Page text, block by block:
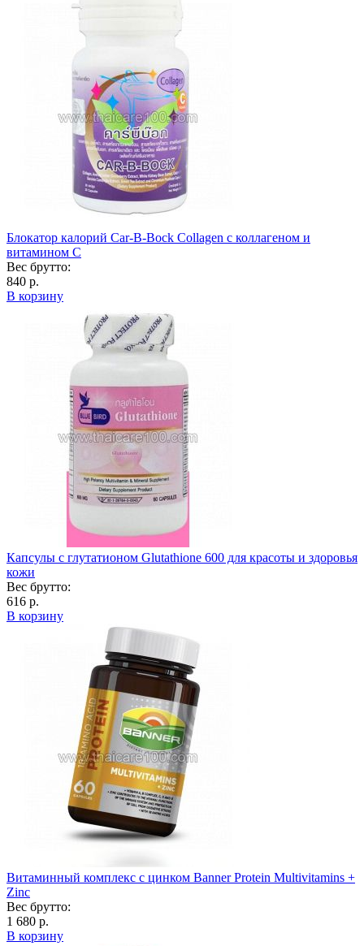
Блокатор калорий Car-B-Bock Collagen с коллагеном и
витамином C
Вес брутто:
840 р.
В корзину
Капсулы с глутатионом Glutathione 600 для красоты и здоровья
кожи
Вес брутто:
616 р.
В корзину
Витаминный комплекс с цинком Banner Protein Multivitamins +
Zinc
Вес брутто:
1 680 р.
В корзину